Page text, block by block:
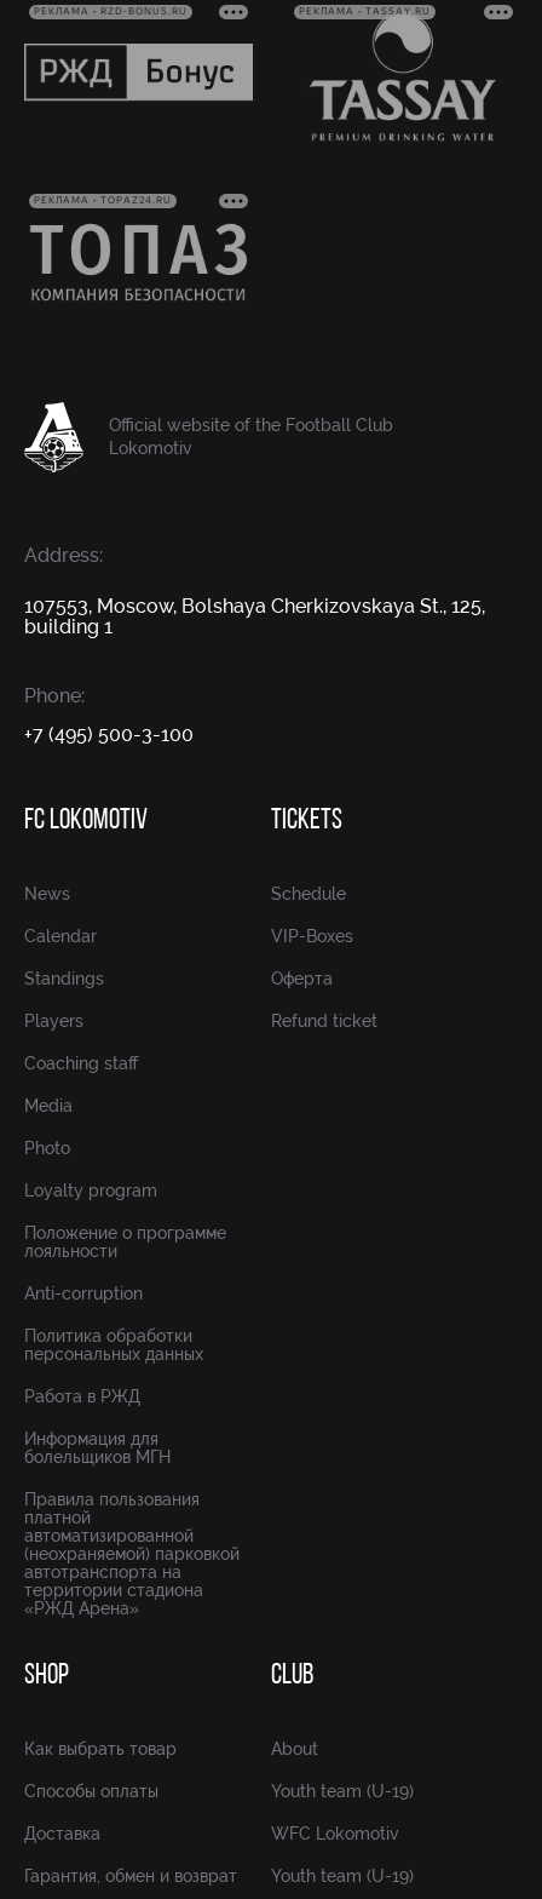
РЕКЛАМА • RZD-BONUS.RU РЕКЛАМА • TASSAY.RU
РЕКЛАМА • TOPAZ24.RU
Official website of the Football Club
Lokomotiv
Address:
107553, Moscow, Bolshaya Cherkizovskaya St., 125,
building 1
Phone:
+7 (495) 500-3-100
FC LOKOMOTIV
News
Calendar
Standings
Players
Coaching staff
Media
Photo
Loyalty program
Положение о программе
лояльности
Anti-corruption
Политика обработки
персональных данных
Работа в РЖД
Информация для
болельщиков МГН
Правила пользования
платной
автоматизированной
(неохраняемой) парковкой
автотранспорта на
территории стадиона
«РЖД Арена»
TICKETS
Schedule
VIP-Boxes
Оферта
Refund ticket
SHOP
Как выбрать товар
Способы оплаты
Доставка
Гарантия, обмен и возврат
CLUB
About
Youth team (U-19)
WFC Lokomotiv
Youth team (U-19)